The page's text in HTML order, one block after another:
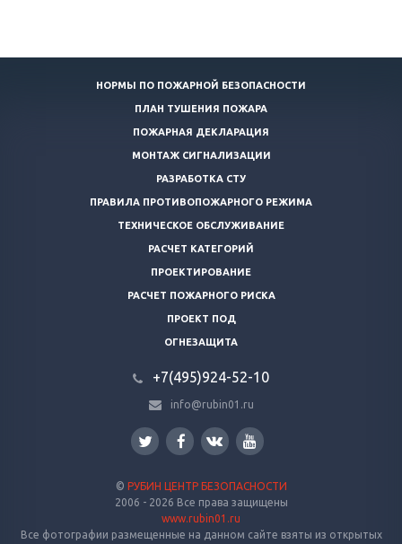
НОРМЫ ПО ПОЖАРНОЙ БЕЗОПАСНОСТИ
ПЛАН ТУШЕНИЯ ПОЖАРА
ПОЖАРНАЯ ДЕКЛАРАЦИЯ
МОНТАЖ СИГНАЛИЗАЦИИ
РАЗРАБОТКА СТУ
ПРАВИЛА ПРОТИВОПОЖАРНОГО РЕЖИМА
ТЕХНИЧЕСКОЕ ОБСЛУЖИВАНИЕ
РАСЧЕТ КАТЕГОРИЙ
ПРОЕКТИРОВАНИЕ
РАСЧЕТ ПОЖАРНОГО РИСКА
ПРОЕКТ ПОД
ОГНЕЗАЩИТА
+7(495)924-52-10
info@rubin01.ru
© РУБИН ЦЕНТР БЕЗОПАСНОСТИ
2006 - 2026 Все права защищены
www.rubin01.ru
Все фотографии размещенные на данном сайте взяты из открытых